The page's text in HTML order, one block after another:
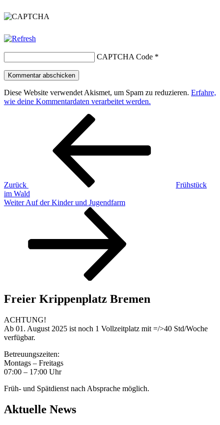
CAPTCHA Code *
Diese Website verwendet Akismet, um Spam zu reduzieren. Erfahre,
wie deine Kommentardaten verarbeitet werden.
Beitragsnavigation
Zurück
Frühstück
im Wald
Nächster
Weiter Auf der Kinder und Jugendfarm
Freier Krippenplatz Bremen
ACHTUNG!
Ab 01. August 2025 ist noch 1 Vollzeitplatz mit =/>40 Std/Woche
verfügbar.
Betreuungszeiten:
Montags – Freitags
07:00 – 17:00 Uhr
Früh- und Spätdienst nach Absprache möglich.
Aktuelle News